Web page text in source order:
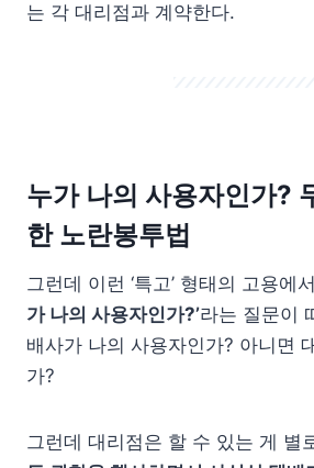
는 각 대리점과 계약한다.
누가 나의 사용자인가?
한 노란봉투법
그런데 이런 ‘특고’ 형태의 고용에
가 나의 사용자인가?’라는 질문이
배사가 나의 사용자인가? 아니면
가?
그런데 대리점은 할 수 있는 게 별